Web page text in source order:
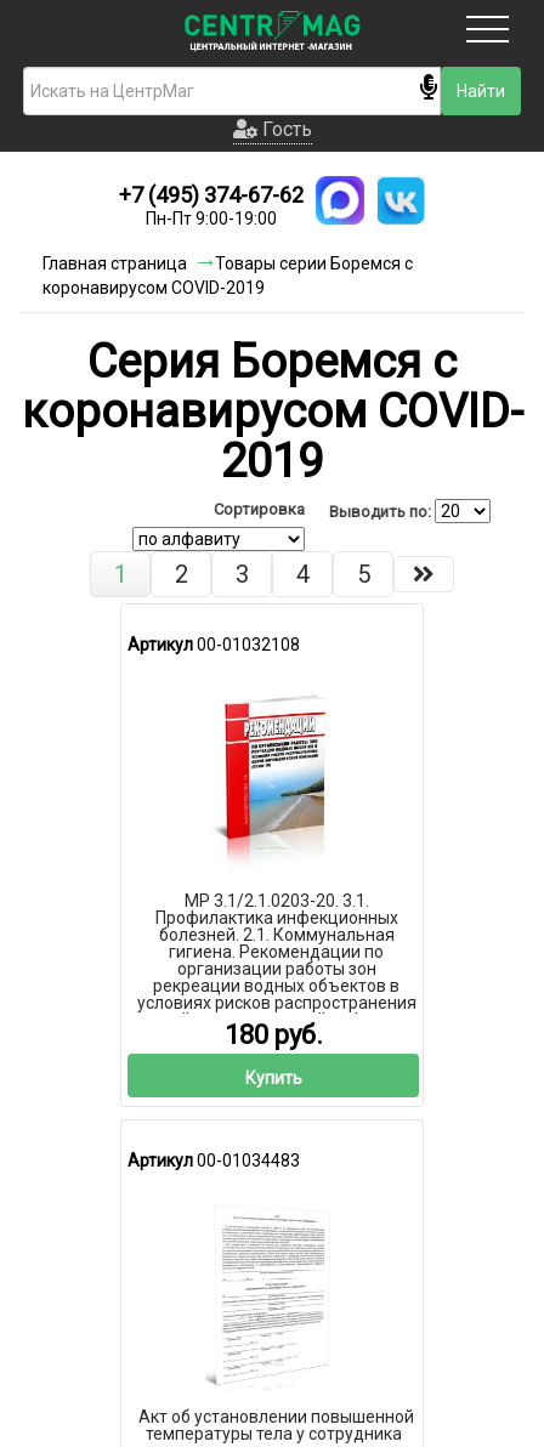
Гость
Новинки
Условия доставки
Контакты
Акции и скидки
Гость
+7 (495) 374-67-62
Пн-Пт 9:00-19:00
Главная страница
Товары серии Боремся с
коронавирусом COVID-2019
Cерия Боремся с
коронавирусом COVID-
2019
Сортировка Выводить по:
1 2 3 4 5
Артикул00-01032108
MP 3.1/2.1.0203-20. 3.1.
Профилактика инфекционных
болезней. 2.1. Коммунальная
гигиена. Рекомендации по
организации работы зон
рекреации водных объектов в
условиях рисков распространения
новой коронавирусной инфекции
(COVID-19) 2026 год. Последняя
редакция
180 руб.
Купить
Артикул00-01034483
Акт об установлении повышенной
температуры тела у сотрудника